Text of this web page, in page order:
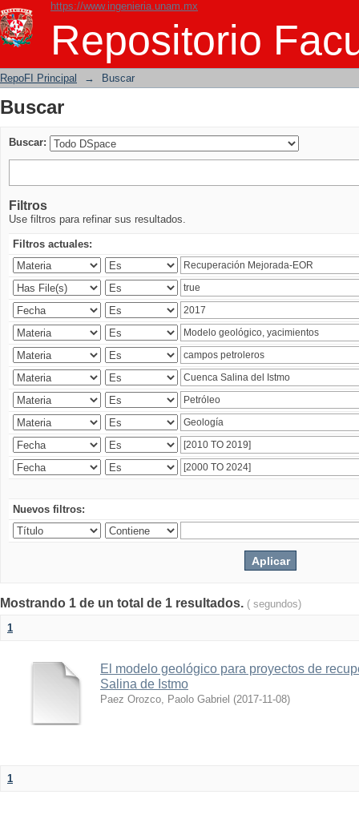
https://www.ingenieria.unam.mx
Repositorio
Buscar
RepoFI Principal → Buscar
Buscar
Buscar:
Filtros
Use filtros para refinar sus resultados.
Filtros actuales:
Nuevos filtros:
Mostrando 1 de un total de 1 resultados. ( segundos)
1
El modelo geológico para proyectos de
Salina de Istmo
Paez Orozco, Paolo Gabriel (2017-11-08)
1